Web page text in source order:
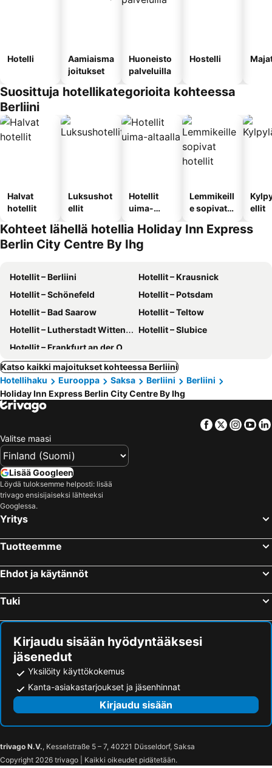
Hotelli
Aamiaisma
joitukset
Huoneisto
palveluilla
Hostelli
Suosittuja hotellikategorioita kohteessa
Berliini
Halvat
hotellit
Luksushot
ellit
Hotellit
uima-
Lemmikeill
e sopivat
ellit
Kohteet lähellä hotellia Holiday Inn Express
Berlin City Centre By Ihg
Hotellit – Berliini
Hotellit – Krausnick
Hotellit – Schönefeld
Hotellit – Potsdam
Hotellit – Bad Saarow
Hotellit – Teltow
Hotellit – Lutherstadt Wittenberg
Hotellit – Slubice
Hotellit – Frankfurt an der Oder
Katso kaikki majoitukset kohteessa Berliini
Hotellihaku
Eurooppa Saksa Berliini
Berliini
Holiday Inn Express Berlin City Centre By Ihg
Facebook
Twitter
Valitse maasi
Lisää Googleen
Löydä tuloksemme helposti: lisää
trivago ensisijaiseksi lähteeksi
Googlessa.
Yritys
Tuotteemme
Ehdot ja käytännöt
Tuki
Kirjaudu sisään hyödyntääksesi
jäsenedut
Yksilöity käyttökokemus
Kanta-asiakastarjoukset ja jäsenhinnat
Kirjaudu sisään
trivago N.V., Kesselstraße 5 – 7, 40221 Düsseldorf, Saksa
Copyright 2026 trivago | Kaikki oikeudet pidätetään.